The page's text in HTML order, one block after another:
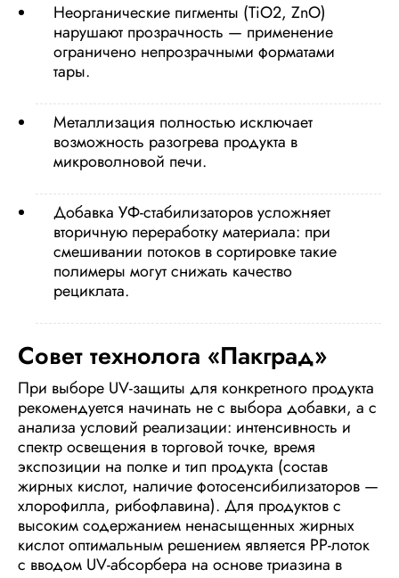
Неорганические пигменты (TiO2, ZnO)
нарушают прозрачность — применение
ограничено непрозрачными форматами
тары.
Металлизация полностью исключает
возможность разогрева продукта в
микроволновой печи.
Добавка УФ-стабилизаторов усложняет
вторичную переработку материала: при
смешивании потоков в сортировке такие
полимеры могут снижать качество
рециклата.
Совет технолога «Пакград»
При выборе UV-защиты для конкретного продукта
рекомендуется начинать не с выбора добавки, а с
анализа условий реализации: интенсивность и
спектр освещения в торговой точке, время
экспозиции на полке и тип продукта (состав
жирных кислот, наличие фотосенсибилизаторов —
хлорофилла, рибофлавина). Для продуктов с
высоким содержанием ненасыщенных жирных
кислот оптимальным решением является PP-лоток
с вводом UV-абсорбера на основе триазина в